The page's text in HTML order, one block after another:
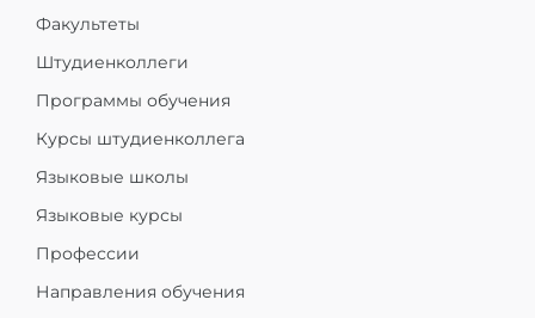
Факультеты
Штудиенколлеги
Программы обучения
Курсы штудиенколлега
Языковые школы
Языковые курсы
Профессии
Направления обучения